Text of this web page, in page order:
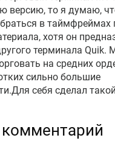
версию, то я думаю,
в
хотя он
терминала Quik.
на средних
сильно большие
себя сделал